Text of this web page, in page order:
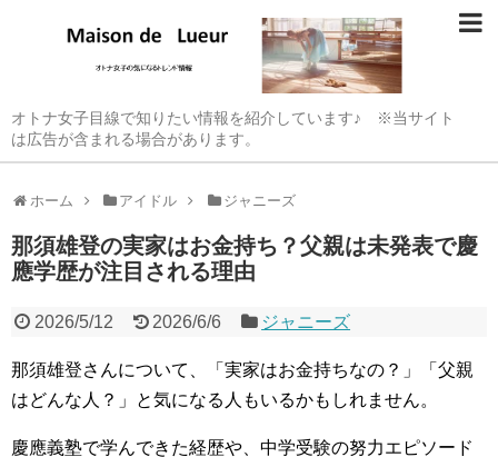
オトナ女子目線で知りたい情報を紹介しています♪ ※当サイト
は広告が含まれる場合があります。
ホーム アイドル ジャニーズ
那須雄登の実家はお金持ち？父親は未発表で慶
應学歴が注目される理由
2026/5/12 2026/6/6 ジャニーズ
那須雄登さんについて、「実家はお金持ちなの？」「父親
はどんな人？」と気になる人もいるかもしれません。
慶應義塾で学んできた経歴や、中学受験の努力エピソード